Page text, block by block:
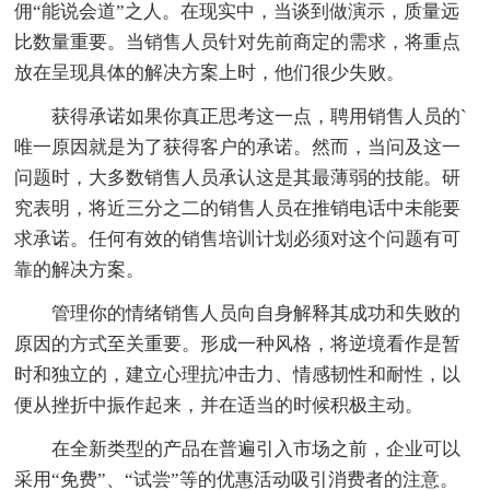
佣“能说会道”之人。在现实中，当谈到做演示，质量远
比数量重要。当销售人员针对先前商定的需求，将重点
放在呈现具体的解决方案上时，他们很少失败。
获得承诺如果你真正思考这一点，聘用销售人员的`
唯一原因就是为了获得客户的承诺。然而，当问及这一
问题时，大多数销售人员承认这是其最薄弱的技能。研
究表明，将近三分之二的销售人员在推销电话中未能要
求承诺。任何有效的销售培训计划必须对这个问题有可
靠的解决方案。
管理你的情绪销售人员向自身解释其成功和失败的
原因的方式至关重要。形成一种风格，将逆境看作是暂
时和独立的，建立心理抗冲击力、情感韧性和耐性，以
便从挫折中振作起来，并在适当的时候积极主动。
在全新类型的产品在普遍引入市场之前，企业可以
采用“免费”、“试尝”等的优惠活动吸引消费者的注意。